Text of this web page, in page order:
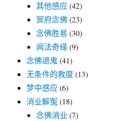
其他感应 (42)
冥府念佛(23)
念佛胜易 (30)
闻法奇缘(9)
念佛退鬼(41)
无条件的救度(13)
梦中感应 (6)
消业解冤(18)
念佛消业 (7)